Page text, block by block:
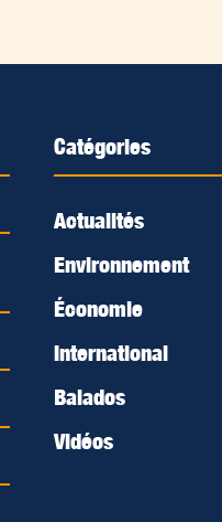
Catégories
Actualités
Environnement
Économie
International
Balados
Vidéos